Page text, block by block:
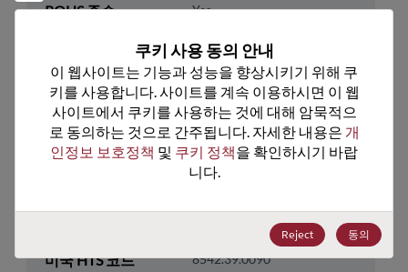
ROHS 준수 Yes
패키지 유형 Tube
패키지 수량 500
기술 카테고리 Analog & Mixed Signal
Bridge & Gate Driver
미국 HTS 코드 8542.39.0090
쿠키 사용 동의 안내
이 웹사이트는 기능과 성능을 향상시키기 위해 쿠
키를 사용합니다. 사이트를 계속 이용하시면 이 웹
사이트에서 쿠키를 사용하는 것에 대해 암묵적으
로 동의하는 것으로 간주됩니다. 자세한 내용은 개
인정보 보호정책 및 쿠키 정책을 확인하시기 바랍
니다.
Reject 동의